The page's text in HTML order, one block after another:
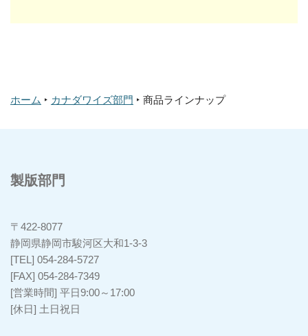
ホーム ‣ カナダワイズ部門 ‣ 商品ラインナップ
製版部門
〒422-8077
静岡県静岡市駿河区大和1-3-3
[TEL] 054-284-5727
[FAX] 054-284-7349
[営業時間] 平日9:00～17:00
[休日] 土日祝日